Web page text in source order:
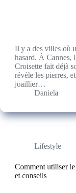
Il y a des villes où
hasard. À Cannes,
Croisette fait déjà
révèle les pierres,
joaillier…
Daniela
Lifestyle
Comment utiliser le
et conseils